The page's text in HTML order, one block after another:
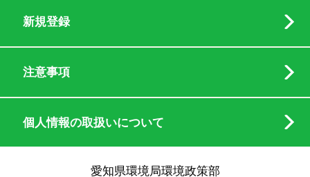
新規登録
注意事項
個人情報の取扱いについて
愛知県環境局環境政策部